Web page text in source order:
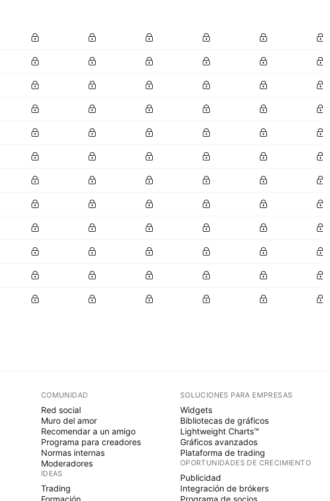
COMUNIDAD
Red social
Muro del amor
Recomendar a un amigo
Programa para creadores
Normas internas
Moderadores
IDEAS
Trading
Formación
SOLUCIONES PARA EMPRESAS
Widgets
Bibliotecas de gráficos
Lightweight Charts™
Gráficos avanzados
Plataforma de trading
OPORTUNIDADES DE CRECIMIENTO
Publicidad
Integración de brókers
Programa de socios